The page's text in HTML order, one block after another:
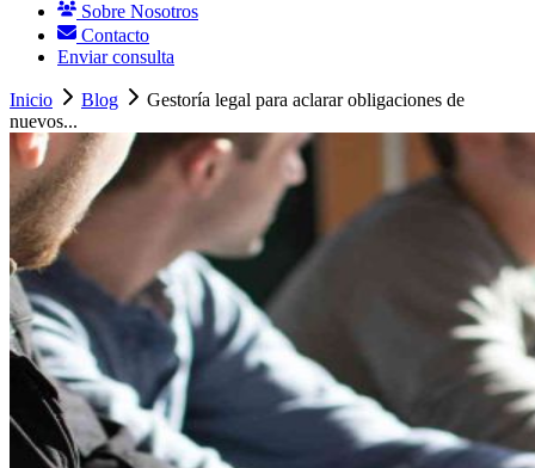
Sobre Nosotros
Contacto
Enviar consulta
Inicio Blog
Gestoría legal para aclarar obligaciones de
nuevos...